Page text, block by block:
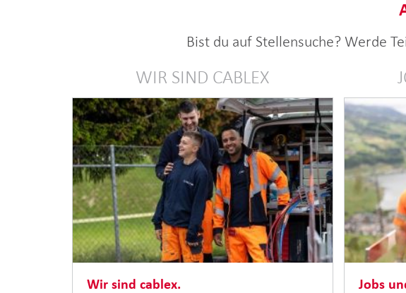
Bist du auf Stellensuche? Werde
WIR SIND CABLEX
Wir sind cablex. Jobs